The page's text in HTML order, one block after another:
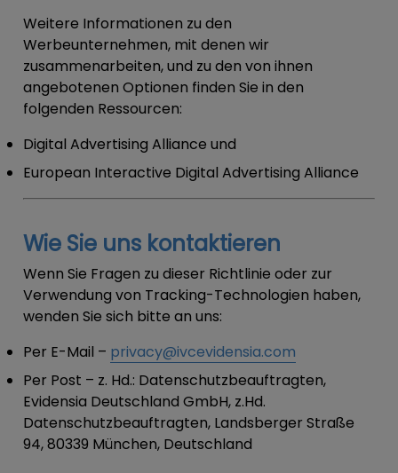
Weitere Informationen zu den
Werbeunternehmen, mit denen wir
zusammenarbeiten, und zu den von ihnen
angebotenen Optionen finden Sie in den
folgenden Ressourcen:
Digital Advertising Alliance und
European Interactive Digital Advertising Alliance
Wie Sie uns kontaktieren
Wenn Sie Fragen zu dieser Richtlinie oder zur
Verwendung von Tracking-Technologien haben,
wenden Sie sich bitte an uns:
Per E-Mail – privacy@ivcevidensia.com
Per Post – z. Hd.: Datenschutzbeauftragten,
Evidensia Deutschland GmbH, z.Hd.
Datenschutzbeauftragten, Landsberger Straße
94, 80339 München, Deutschland